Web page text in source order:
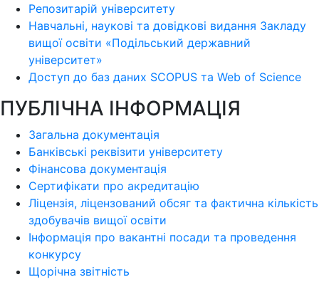
Репозитарій університету
Навчальні, наукові та довідкові видання Закладу
вищої освіти «Подільський державний
університет»
Доступ до баз даних SCOPUS та Web of Science
ПУБЛІЧНА ІНФОРМАЦІЯ
Загальна документація
Банківські реквізити університету
Фінансова документація
Сертифікати про акредитацію
Ліцензія, ліцензований обсяг та фактична кількість
здобувачів вищої освіти
Інформація про вакантні посади та проведення
конкурсу
Щорічна звітність